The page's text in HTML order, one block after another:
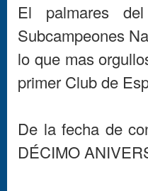
El palmares
Subcampeones
lo que mas
primer Club de
De la fecha de
DÉCIMO